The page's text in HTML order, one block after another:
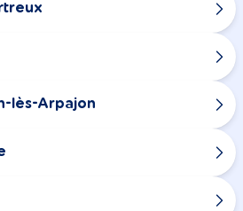
lès-Arpajon